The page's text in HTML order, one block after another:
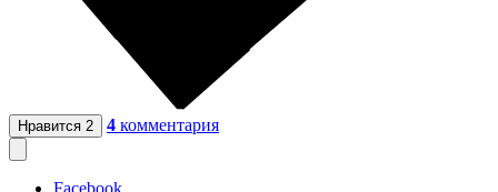
Нравится 2 4 комментария